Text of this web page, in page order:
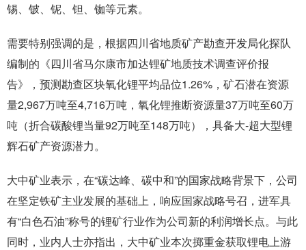
锡、铍、铌、钽、铷等元素。
需要特别强调的是，根据四川省地质矿产勘查开发局化探队
编制的《四川省马尔康市加达锂矿地质技术调查评价报
告》，预测勘查区块氧化锂平均品位1.26%，矿石潜在资源
量2,967万吨至4,716万吨，氧化锂推断资源量37万吨至60万
吨（折合碳酸锂当量92万吨至148万吨），具备大-超大型锂
辉石矿产资源潜力。
大中矿业表示，在“碳达峰、碳中和”的国家战略背景下，公司
在坚定铁矿主业发展的基础上，响应国家战略号召，进军具
有“白色石油”称号的锂矿行业作为公司新的利润增长点。与此
同时，业内人士亦指出，大中矿业本次掷重金获取锂电上游